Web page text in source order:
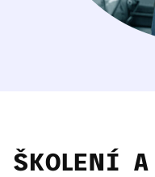
ŠKOLENÍ A